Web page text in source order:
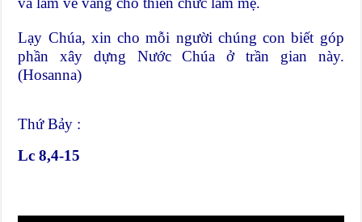
Lạy Chúa, xin cho mỗi người chúng con biết góp
phần xây dựng Nước Chúa ở trần gian này.
(Hosanna)
Thứ Bảy :
Lc 8,4-15